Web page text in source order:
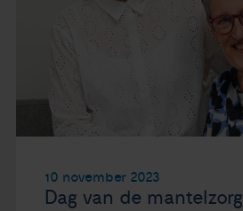
10 november 2023
Dag van de mantelzorg